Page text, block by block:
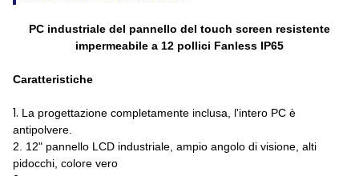
PC industriale del pannello del touch screen resistente
impermeabile a 12 pollici Fanless IP65
Caratteristiche
1. La progettazione completamente inclusa, l'intero PC è
antipolvere.
2.
12" pannello LCD industriale, ampio angolo di visione, alti
pidocchi, colore vero